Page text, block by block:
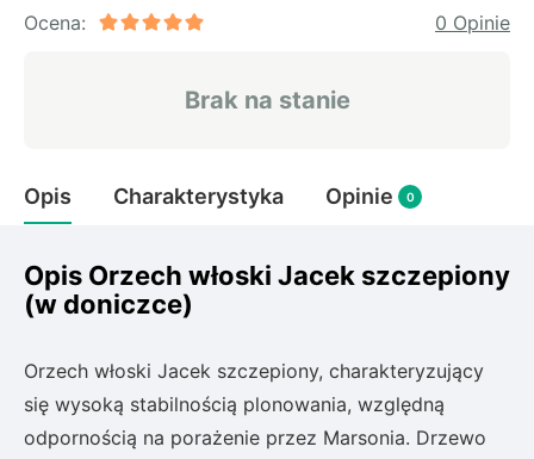
Rudbeckia
Hakonechoa (trawa bambusowa)
Pnącza
Glicynia (wisteria)
Bluszcz
Ocena:
0 Opinie
Brak na stanie
Opis Charakterystyka Opinie 0
Opis Orzech włoski Jacek szczepiony
(w doniczce)
Orzech włoski Jacek szczepiony, charakteryzujący
się wysoką stabilnością plonowania, względną
odpornością na porażenie przez Marsonia. Drzewo